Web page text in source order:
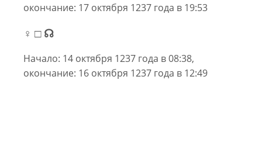
окончание: 17 октября 1237 года в 19:53
♀ □ ☊
Начало: 14 октября 1237 года в 08:38,
окончание: 16 октября 1237 года в 12:49